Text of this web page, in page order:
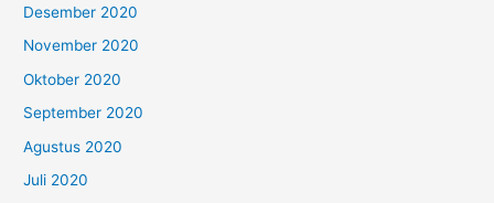
Desember 2020
November 2020
Oktober 2020
September 2020
Agustus 2020
Juli 2020